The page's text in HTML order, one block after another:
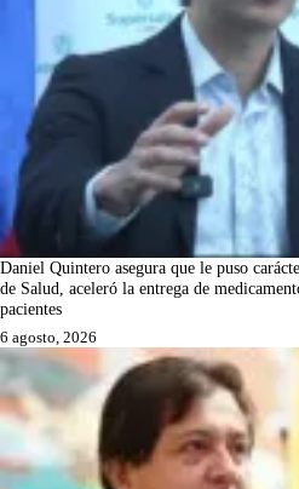
Daniel Quintero asegura que le puso
de Salud, aceleró la entrega de
pacientes
6 agosto, 2026